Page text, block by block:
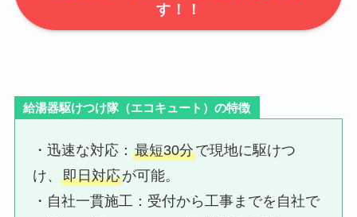
す！！
給湯器駆けつけ隊（エコキュート）の特徴
・迅速な対応：​最短30分で現地に駆けつ
け、即日対応が可能。
・自社一貫施工：​受付から工事までを自社で